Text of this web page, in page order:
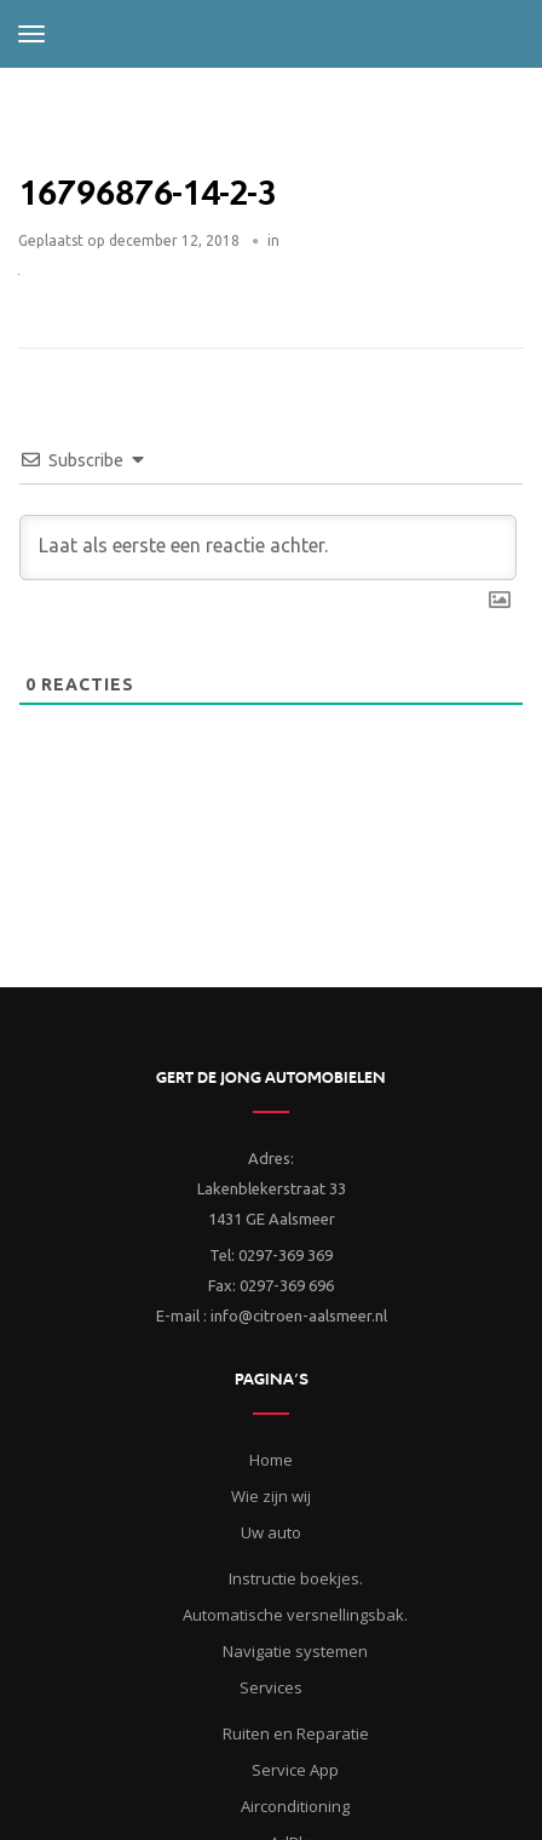
16796876-14-2-3
Geplaatst op december 12, 2018 in
Subscribe
0 REACTIES
GERT DE JONG AUTOMOBIELEN
Adres:
Lakenblekerstraat 33
1431 GE Aalsmeer
Tel: 0297-369 369
Fax: 0297-369 696
E-mail : info@citroen-aalsmeer.nl
PAGINA’S
Home
Wie zijn wij
Uw auto
Instructie boekjes.
Automatische versnellingsbak.
Navigatie systemen
Services
Ruiten en Reparatie
Service App
Airconditioning